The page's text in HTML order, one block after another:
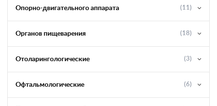
Опорно-двигательного аппарата (11)
Органов пищеварения (18)
Отоларингологические (3)
Офтальмологические (6)